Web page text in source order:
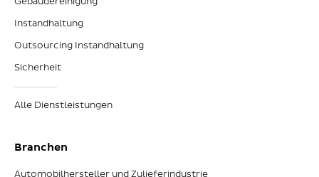
Instandhaltung
Outsourcing Instandhaltung
Sicherheit
Alle Dienstleistungen
Branchen
Automobilhersteller und Zulieferindustrie